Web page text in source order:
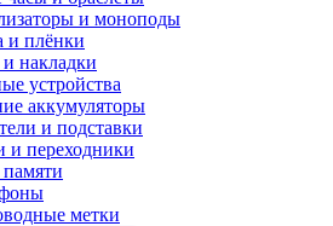
и моноподы
и плёнки
накладки
устройства
аккумуляторы
и подставки
и переходники
метки